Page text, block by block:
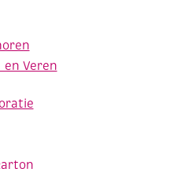
Veren